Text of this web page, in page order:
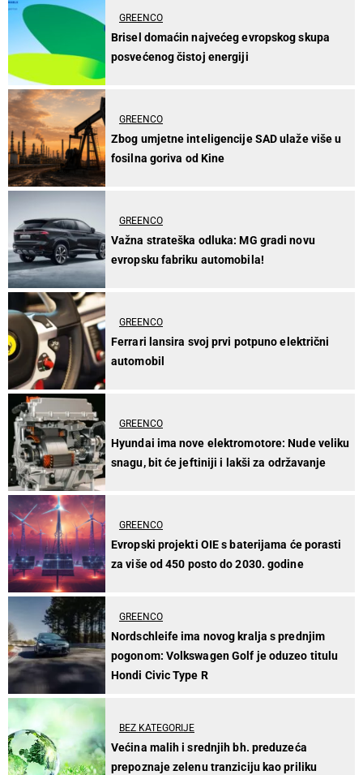
GREENCO
Brisel domaćin najvećeg evropskog skupa
posvećenog čistoj energiji
GREENCO
Zbog umjetne inteligencije SAD ulaže više u
fosilna goriva od Kine
GREENCO
Važna strateška odluka: MG gradi novu
evropsku fabriku automobila!
GREENCO
Ferrari lansira svoj prvi potpuno električni
automobil
GREENCO
Hyundai ima nove elektromotore: Nude veliku
snagu, bit će jeftiniji i lakši za održavanje
GREENCO
Evropski projekti OIE s baterijama će porasti
za više od 450 posto do 2030. godine
GREENCO
Nordschleife ima novog kralja s prednjim
pogonom: Volkswagen Golf je oduzeo titulu
Hondi Civic Type R
BEZ KATEGORIJE
Većina malih i srednjih bh. preduzeća
prepoznaje zelenu tranziciju kao priliku